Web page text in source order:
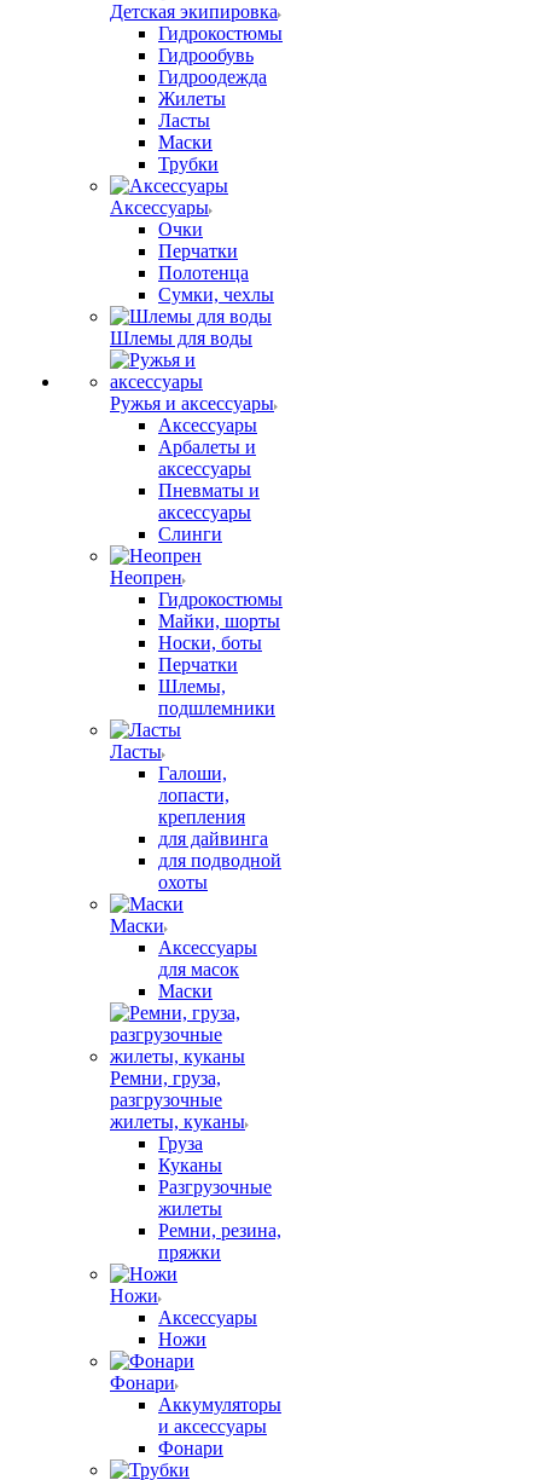
Детская экипировка
Гидрокостюмы
Гидрообувь
Гидроодежда
Жилеты
Ласты
Маски
Трубки
Аксессуары
Очки
Перчатки
Полотенца
Сумки, чехлы
Шлемы для воды
Ружья и аксессуары
Аксессуары
Арбалеты и
аксессуары
Пневматы и
аксессуары
Слинги
Неопрен
Гидрокостюмы
Майки, шорты
Носки, боты
Перчатки
Шлемы,
подшлемники
Ласты
Галоши,
лопасти,
крепления
для дайвинга
для подводной
охоты
Маски
Аксессуары
для масок
Маски
Ремни, груза,
разгрузочные
жилеты, куканы
Груза
Куканы
Разгрузочные
жилеты
Ремни, резина,
пряжки
Ножи
Аксессуары
Ножи
Фонари
Аккумуляторы
и аксессуары
Фонари